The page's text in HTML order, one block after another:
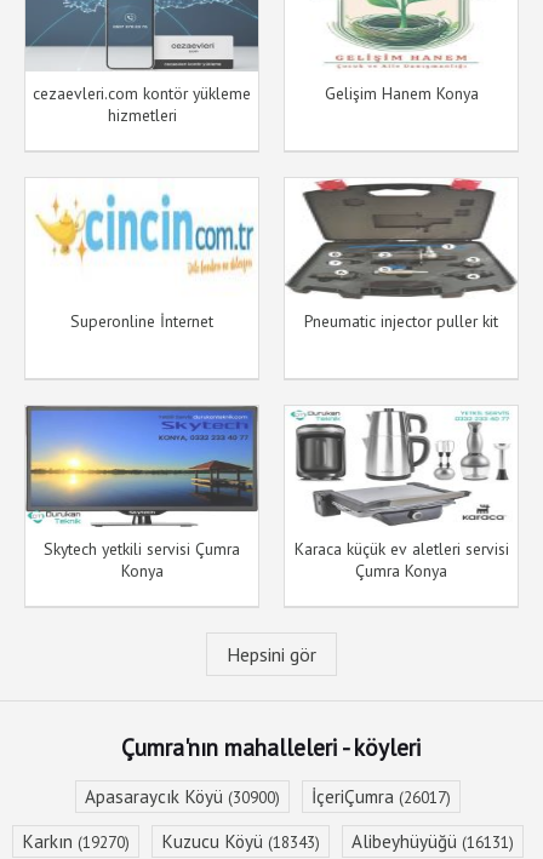
cezaevleri.com kontör yükleme
hizmetleri
Gelişim Hanem Konya
Superonline İnternet Pneumatic injector puller kit
Skytech yetkili servisi Çumra
Konya
Karaca küçük ev aletleri servisi
Çumra Konya
Hepsini gör
Çumra'nın mahalleleri - köyleri
Apasaraycık Köyü (30900) İçeriÇumra (26017)
Karkın (19270) Kuzucu Köyü (18343) Alibeyhüyüğü (16131)